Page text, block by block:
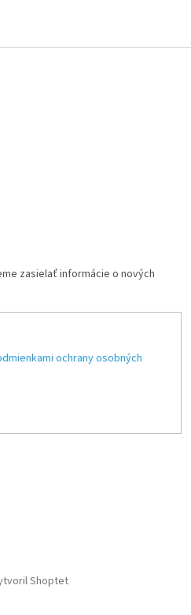
zasielať informácie o nových
ochrany osobných
Shoptet